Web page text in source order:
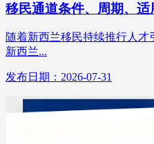
移民通道条件、周期、
随着新西兰移民持续推行人
新西兰...
发布日期：2026-07-31